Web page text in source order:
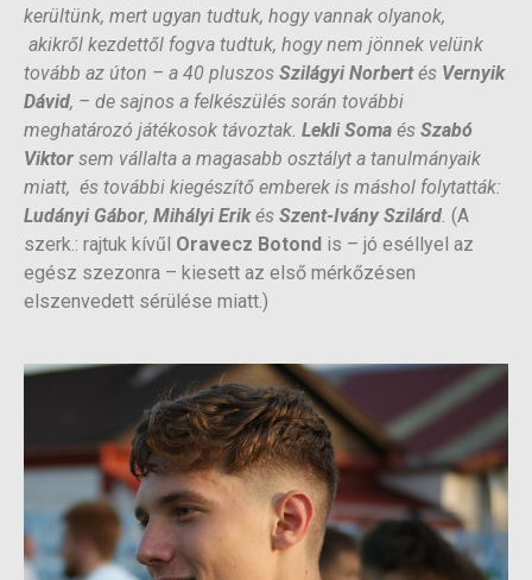
kerültünk, mert ugyan tudtuk, hogy vannak olyanok,
akikről kezdettől fogva tudtuk, hogy nem jönnek velünk
tovább az úton – a 40 pluszos Szilágyi Norbertés Vernyik
Dávid, – de sajnos a felkészülés során további
meghatározó játékosok távoztak. Lekli Soma és Szabó
Viktor sem vállalta a magasabb osztályt a tanulmányaik
miatt, és további kiegészítő emberek is máshol folytatták:
Ludányi Gábor, Mihályi Erikés Szent-Ivány Szilárd (A
szerk.: rajtuk kívűl Oravecz Botond is – jó eséllyel az
egész szezonra – kiesett az első mérkőzésen
elszenvedett sérülése miatt.)